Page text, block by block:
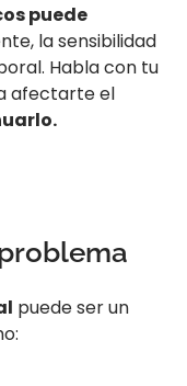
puede
la sensibilidad
Habla con tu
afectarte el
puede ser un